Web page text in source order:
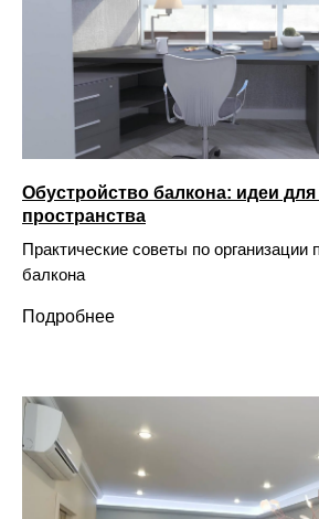
Обустройство балкона: идеи
пространства
Практические советы по организации
балкона
Подробнее